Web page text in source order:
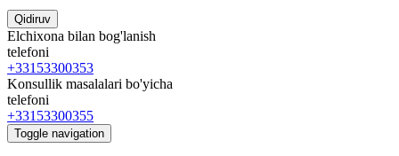
Qidiruv
Elchixona bilan bog'lanish
telefoni
+33153300353
Konsullik masalalari bo'yicha
telefoni
+33153300355
Toggle navigation